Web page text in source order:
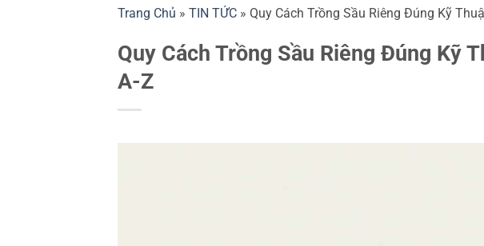
Trang Chủ » TIN TỨC » Quy Cách Trồng Sầu Riêng Đúng Kỹ
Quy Cách Trồng Sầu Riêng Đúng Kỹ
A-Z